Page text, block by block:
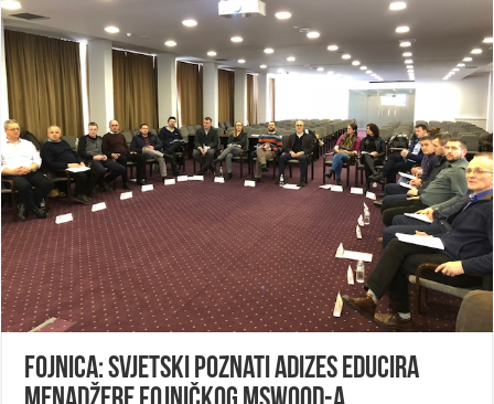
Fojnica: Svjetski poznati Adizes educira